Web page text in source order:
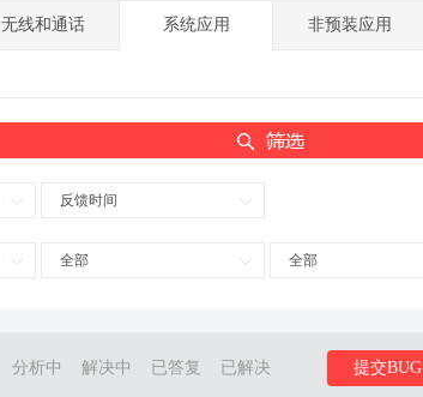
无线和通话 系统应用 非预装应用
反馈时间
全部 全部
分析中 解决中 已答复 已解决 提交BUG